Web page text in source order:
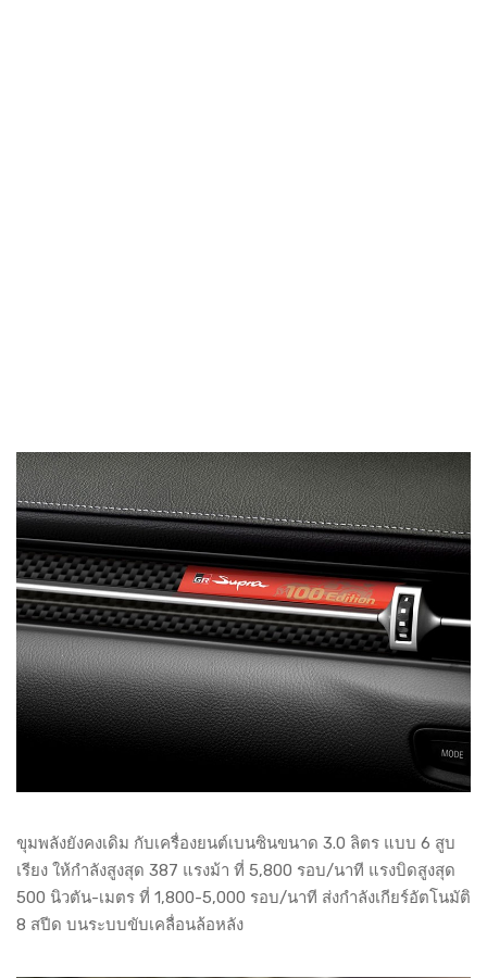
ขุมพลังยังคงเดิม กับเครื่องยนต์เบนซินขนาด 3.0 ลิตร แบบ 6 สูบ
เรียง ให้กำลังสูงสุด 387 แรงม้า ที่ 5,800 รอบ/นาที แรงบิดสูงสุด
500 นิวตัน-เมตร ที่ 1,800-5,000 รอบ/นาที ส่งกำลังเกียร์อัตโนมัติ
8 สปีด บนระบบขับเคลื่อนล้อหลัง